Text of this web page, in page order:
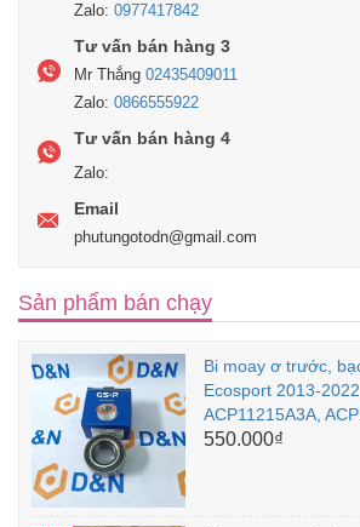
Zalo: 0977417842
Tư vấn bán hàng 3
Mr Thắng 02435409011
Zalo: 0866555922
Tư vấn bán hàng 4
Zalo:
Email
phutungotodn@gmail.com
Sản phẩm bán chạy
Bi moay ơ trước,
Ecosport 2013-
ACP11215A3A,
550.000₫